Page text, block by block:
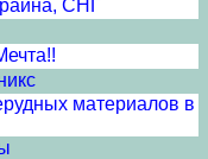
СНГ
материалов в